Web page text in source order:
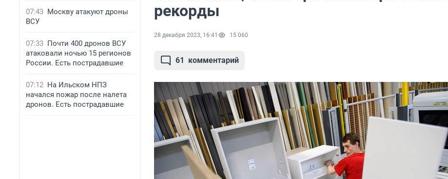
07:43 Москву атакуют дроны
ВСУ
07:33 Почти 400 дронов ВСУ
атаковали ночью 15 регионов
России. Есть пострадавшие
07:12 На Ильском НПЗ
начался пожар после налета
дронов. Есть пострадавшие
рекорды
28 декабря 2023, 16:41 15 060
61 комментарий